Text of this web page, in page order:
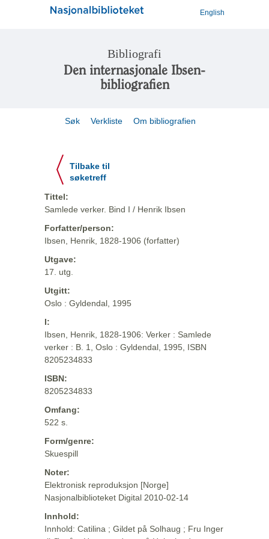
English
Bibliografi
Den internasjonale Ibsen-
bibliografien
Søk Verkliste Om bibliografien
Tilbake til
søketreff
Tittel:
Samlede verker. Bind I / Henrik Ibsen
Forfatter/person:
Ibsen, Henrik, 1828-1906 (forfatter)
Utgave:
17. utg.
Utgitt:
Oslo : Gyldendal, 1995
I:
Ibsen, Henrik, 1828-1906: Verker : Samlede
verker : B. 1, Oslo : Gyldendal, 1995, ISBN
8205234833
ISBN:
8205234833
Omfang:
522 s.
Form/genre:
Skuespill
Noter:
Elektronisk reproduksjon [Norge]
Nasjonalbiblioteket Digital 2010-02-14
Innhold:
Innhold: Catilina ; Gildet på Solhaug ; Fru Inger